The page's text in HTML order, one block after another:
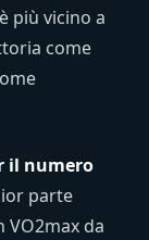
più vicino a
come
il numero
parte
da